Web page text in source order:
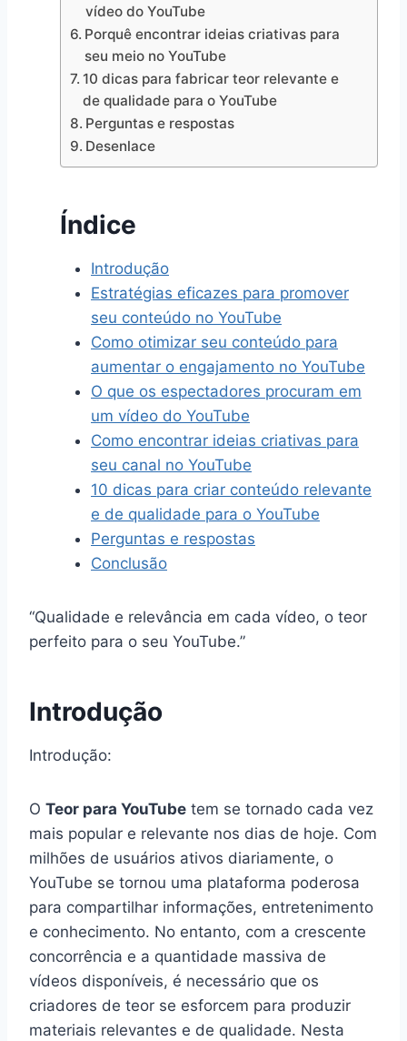
vídeo do YouTube
Porquê encontrar ideias criativas para
seu meio no YouTube
10 dicas para fabricar teor relevante e
de qualidade para o YouTube
Perguntas e respostas
Desenlace
Índice
Introdução
Estratégias eficazes para promover
seu conteúdo no YouTube
Como otimizar seu conteúdo para
aumentar o engajamento no YouTube
O que os espectadores procuram em
um vídeo do YouTube
Como encontrar ideias criativas para
seu canal no YouTube
10 dicas para criar conteúdo relevante
e de qualidade para o YouTube
Perguntas e respostas
Conclusão
“Qualidade e relevância em cada vídeo, o teor
perfeito para o seu YouTube.”
Introdução
Introdução:
O Teor para YouTube tem se tornado cada vez
mais popular e relevante nos dias de hoje. Com
milhões de usuários ativos diariamente, o
YouTube se tornou uma plataforma poderosa
para compartilhar informações, entretenimento
e conhecimento. No entanto, com a crescente
concorrência e a quantidade massiva de
vídeos disponíveis, é necessário que os
criadores de teor se esforcem para produzir
materiais relevantes e de qualidade. Nesta